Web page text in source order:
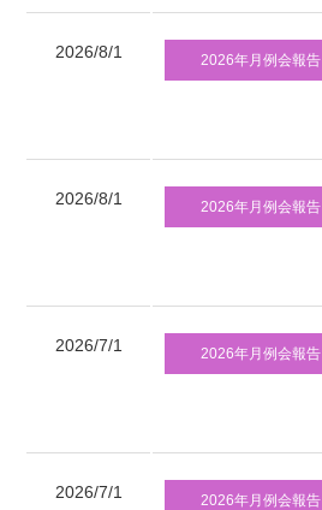
2026/8/1 2026年月例会報告
2026/8/1 2026年月例会報告
2026/7/1 2026年月例会報告
2026/7/1 2026年月例会報告